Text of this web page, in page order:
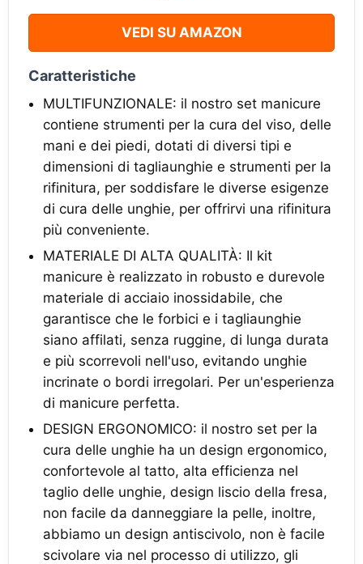
VEDI SU AMAZON
Caratteristiche
MULTIFUNZIONALE: il nostro set manicure
contiene strumenti per la cura del viso, delle
mani e dei piedi, dotati di diversi tipi e
dimensioni di tagliaunghie e strumenti per la
rifinitura, per soddisfare le diverse esigenze
di cura delle unghie, per offrirvi una rifinitura
più conveniente.
MATERIALE DI ALTA QUALITÀ: Il kit
manicure è realizzato in robusto e durevole
materiale di acciaio inossidabile, che
garantisce che le forbici e i tagliaunghie
siano affilati, senza ruggine, di lunga durata
e più scorrevoli nell'uso, evitando unghie
incrinate o bordi irregolari. Per un'esperienza
di manicure perfetta.
DESIGN ERGONOMICO: il nostro set per la
cura delle unghie ha un design ergonomico,
confortevole al tatto, alta efficienza nel
taglio delle unghie, design liscio della fresa,
non facile da danneggiare la pelle, inoltre,
abbiamo un design antiscivolo, non è facile
scivolare via nel processo di utilizzo, gli